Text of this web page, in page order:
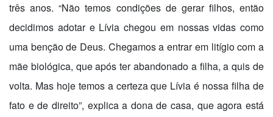
três anos. “Não temos condições de gerar filhos, então
decidimos adotar e Lívia chegou em nossas vidas como
uma benção de Deus. Chegamos a entrar em litígio com a
mãe biológica, que apósterabandonado a filha, a quis de
volta. Mas hojetemos a certeza que Lívia é nossa filha de
fato e de direito”, explica a dona de casa, que agora está